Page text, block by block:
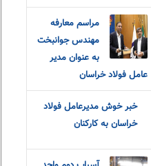
مراسم معارفه
مهندس جوانبخت
به عنوان مدیر
عامل فولاد خراسان
خبر خوش مدیرعامل فولاد
خراسان به کارکنان